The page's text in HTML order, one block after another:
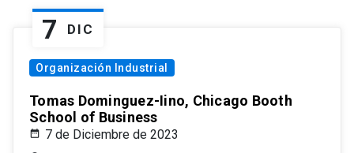
7 DIC
Organización Industrial
Tomas Dominguez-Iino, Chicago Booth
School of Business
7 de Diciembre de 2023